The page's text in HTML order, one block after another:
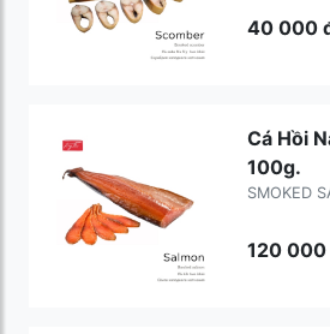
40 000
Cá Hồi
100g.
SMOKED
120 000